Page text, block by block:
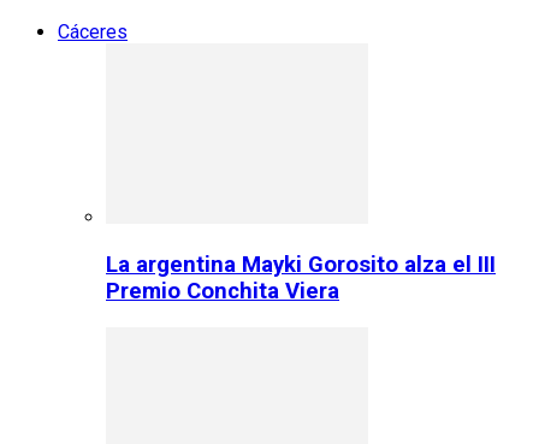
Cáceres
La argentina Mayki Gorosito alza el III
Premio Conchita Viera